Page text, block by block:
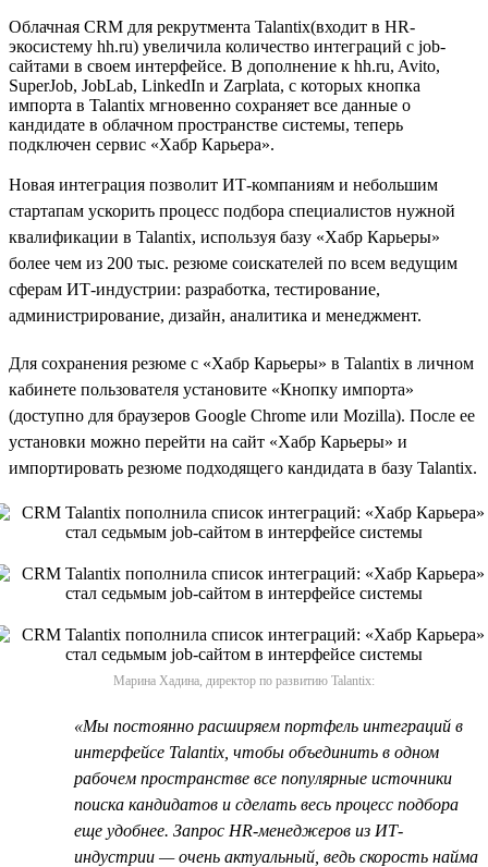
Облачная CRM для рекрутмента Talantix(входит в HR-
экосистему hh.ru) увеличила количество интеграций с job-
сайтами в своем интерфейсе. В дополнение к hh.ru, Avito,
SuperJob, JobLab, LinkedIn и Zarplata, с которых кнопка
импорта в Talantix мгновенно сохраняет все данные о
кандидате в облачном пространстве системы, теперь
подключен сервис «Хабр Карьера».
Новая интеграция позволит ИТ-компаниям и небольшим
стартапам ускорить процесс подбора специалистов нужной
квалификации в Talantix, используя базу «Хабр Карьеры»
более чем из 200 тыс. резюме соискателей по всем ведущим
сферам ИТ-индустрии: разработка, тестирование,
администрирование, дизайн, аналитика и менеджмент.
Для сохранения резюме с «Хабр Карьеры» в Talantix в личном
кабинете пользователя установите «Кнопку импорта»
(доступно для браузеров Google Chrome или Mozilla). После ее
установки можно перейти на сайт «Хабр Карьеры» и
импортировать резюме подходящего кандидата в базу Talantix.
Марина Хадина, директор по развитию Talantix:
«Мы постоянно расширяем портфель интеграций в
интерфейсе Talantiх, чтобы объединить в одном
рабочем пространстве все популярные источники
поиска кандидатов и сделать весь процесс подбора
еще удобнее. Запрос HR-менеджеров из ИТ-
индустрии — очень актуальный, ведь скорость найма